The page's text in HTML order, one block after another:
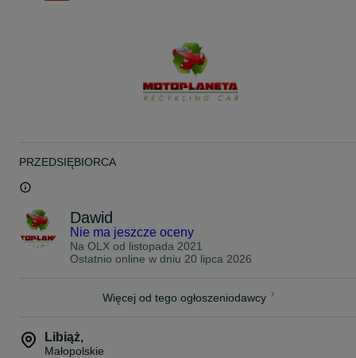
PRZEDSIĘBIORCA
Dawid
Nie ma jeszcze oceny
Na OLX od listopada 2021
Ostatnio online w dniu 20 lipca 2026
Więcej od tego ogłoszeniodawcy
Libiąż,
Małopolskie